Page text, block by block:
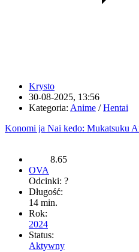
Krysto
30-08-2025, 13:56
Kategoria: Anime /Hentai
Konomi ja Nai kedo: Mukatsuku
8.65
OVA
Odcinki: ?
Długość:
14 min.
Rok:
2024
Status:
Aktywny